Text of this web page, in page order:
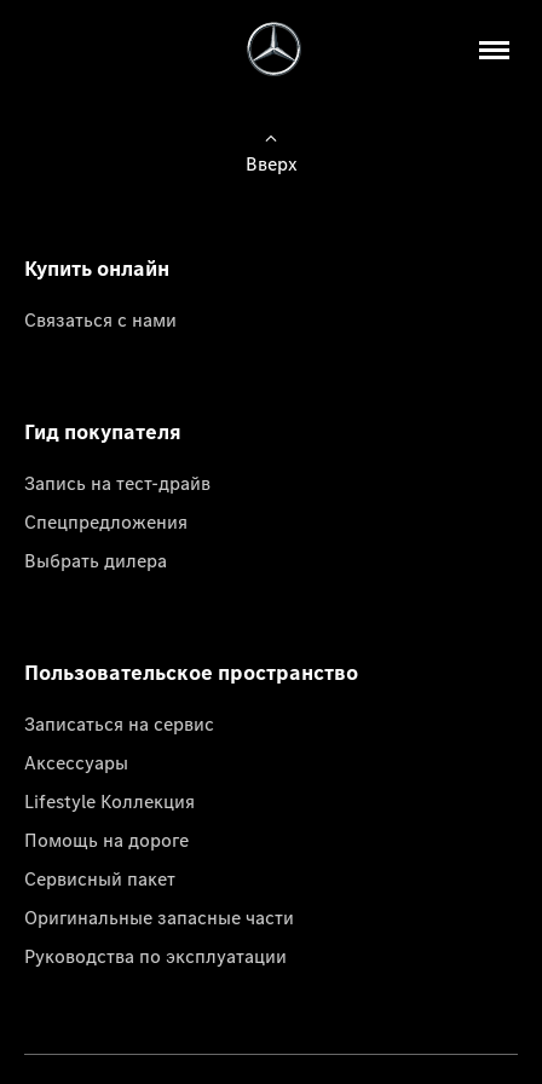
Вверх
Купить онлайн
Связаться с нами
Гид покупателя
Запись на тест-драйв
Спецпредложения
Выбрать дилера
Пользовательское пространство
Записаться на сервис
Аксессуары
Lifestyle Коллекция
Помощь на дороге
Сервисный пакет
Оригинальные запасные части
Руководства по эксплуатации